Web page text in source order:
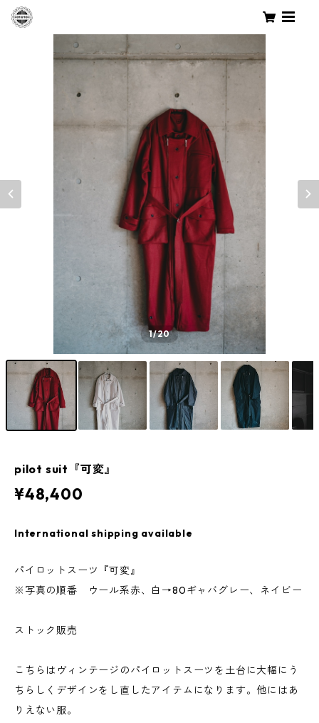
1/20
pilot suit『可変』
¥48,400
International shipping available
パイロットスーツ『可変』
※写真の順番 ウール系赤、白→80ギャバグレー、ネイビー
ストック販売
こちらはヴィンテージのパイロットスーツを土台に大幅にう
ちらしくデザインをし直したアイテムになります。他にはあ
りえない服。